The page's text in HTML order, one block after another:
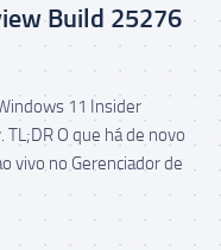
Build 25276
11 Insider
O que há de novo
vivo no Gerenciador de